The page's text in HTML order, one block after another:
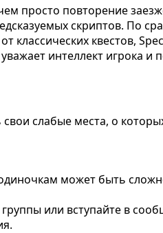
просто повторение
скриптов. По
квестов,
интеллект игрока
слабые места, о
может быть
или вступайте в